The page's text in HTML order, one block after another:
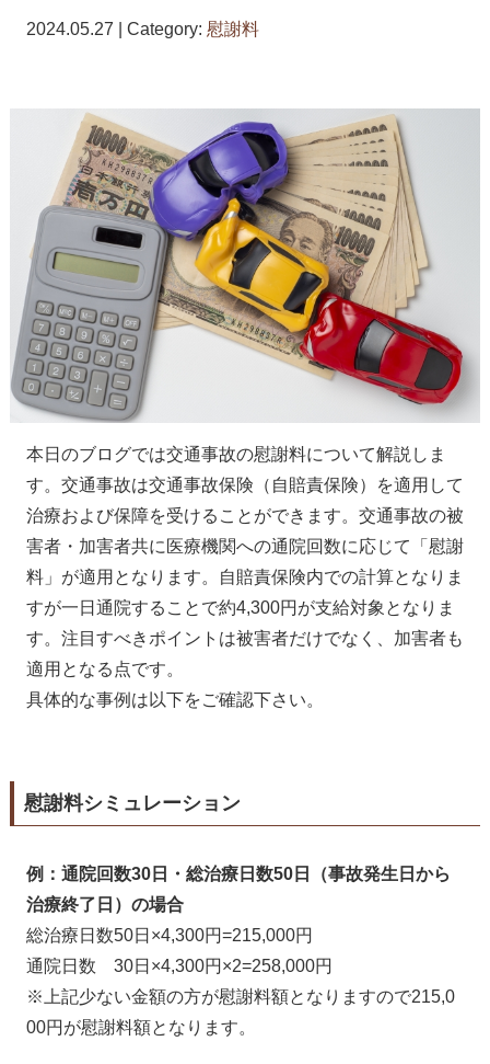
2024.05.27 | Category: 慰謝料
本日のブログでは交通事故の慰謝料について解説しま
す。交通事故は交通事故保険（自賠責保険）を適用して
治療および保障を受けることができます。交通事故の被
害者・加害者共に医療機関への通院回数に応じて「慰謝
料」が適用となります。自賠責保険内での計算となりま
すが一日通院することで約4,300円が支給対象となりま
す。注目すべきポイントは被害者だけでなく、加害者も
適用となる点です。
具体的な事例は以下をご確認下さい。
慰謝料シミュレーション
例：通院回数30日・総治療日数50日（事故発生日から
治療終了日）の場合
総治療日数50日×4,300円=215,000円
通院日数 30日×4,300円×2=258,000円
※上記少ない金額の方が慰謝料額となりますので215,0
00円が慰謝料額となります。